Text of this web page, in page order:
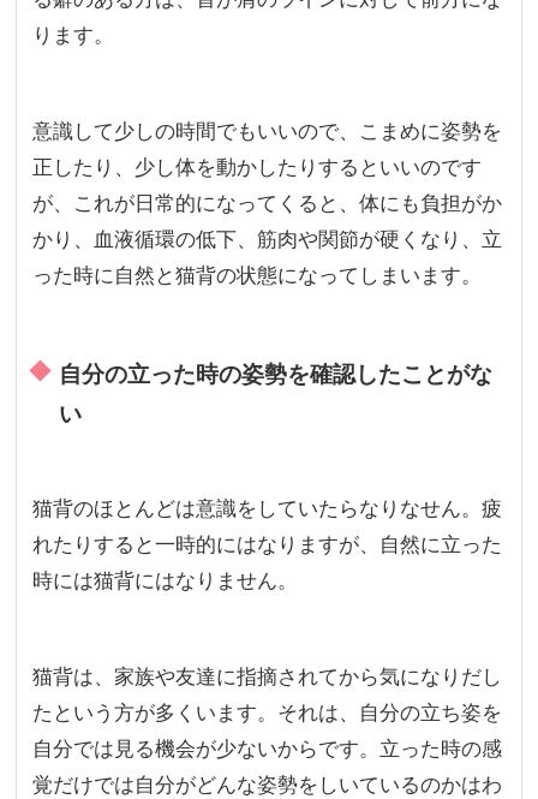
ります。
意識して少しの時間でもいいので、こまめに姿勢を
正したり、少し体を動かしたりするといいのです
が、これが日常的になってくると、体にも負担がか
かり、血液循環の低下、筋肉や関節が硬くなり、立
った時に自然と猫背の状態になってしまいます。
自分の立った時の姿勢を確認したことがな
い
猫背のほとんどは意識をしていたらなりなせん。疲
れたりすると一時的にはなりますが、自然に立った
時には猫背にはなりません。
猫背は、家族や友達に指摘されてから気になりだし
たという方が多くいます。それは、自分の立ち姿を
自分では見る機会が少ないからです。立った時の感
覚だけでは自分がどんな姿勢をしいているのかはわ